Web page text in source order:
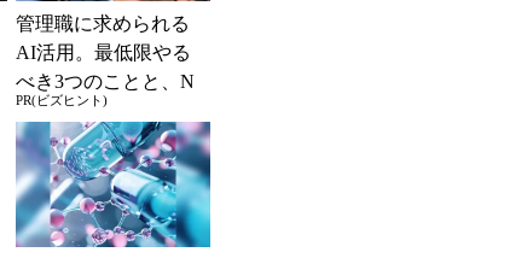
管理職に求められる
AI活用。最低限やる
べき3つのことと、N
Gな自己認識
PR(ビズヒント)